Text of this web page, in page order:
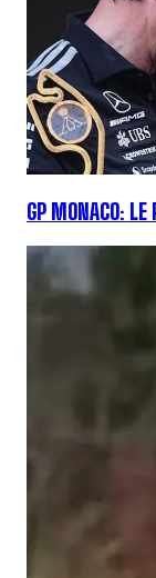
GP MONACO: LE